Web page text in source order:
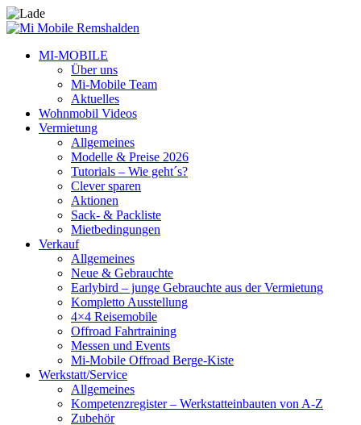
MI-MOBILE
Über uns
Mi-Mobile Team
Aktuelles
Wohnmobil Videos
Vermietung
Allgemeines
Modelle & Preise 2026
Tutorials – Wie geht´s?
Clever sparen
Aktionen
Sack- & Packliste
Mietbedingungen
Verkauf
Allgemeines
Neue & Gebrauchte
Earlybird – junge Gebrauchte aus der Vermietung
Kompletto Ausstellung
4×4 Reisemobile
Offroad Fahrtraining
Messen und Events
Mi-Mobile Offroad Berge-Kiste
Werkstatt/Service
Allgemeines
Kompetenzregister – Werkstatteinbauten von A-Z
Zubehör